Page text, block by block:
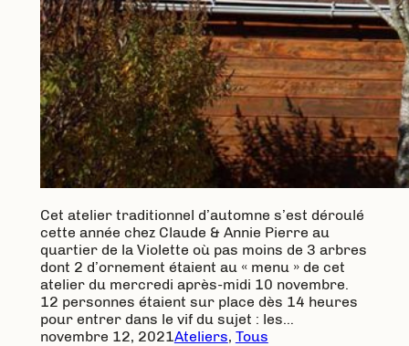
Cet atelier traditionnel d’automne s’est déroulé
cette année chez Claude & Annie Pierre au
quartier de la Violette où pas moins de 3 arbres
dont 2 d’ornement étaient au « menu » de cet
atelier du mercredi après-midi 10 novembre.
12 personnes étaient sur place dès 14 heures
pour entrer dans le vif du sujet : les…
novembre 12, 2021Ateliers, Tous